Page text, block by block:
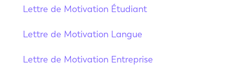
Lettre de Motivation Étudiant
Lettre de Motivation Langue
Lettre de Motivation Entreprise